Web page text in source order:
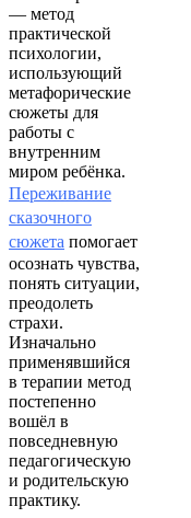
— метод
практической
психологии,
использующий
метафорические
сюжеты для
работы с
внутренним
миром ребёнка.
Переживание
сказочного
сюжета помогает
осознать чувства,
понять ситуации,
преодолеть
страхи.
Изначально
применявшийся
в терапии метод
постепенно
вошёл в
повседневную
педагогическую
и родительскую
практику.